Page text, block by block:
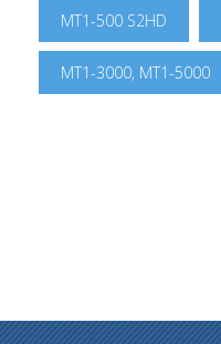
MT1-500 S2HD
MT1-3000, MT1-5000